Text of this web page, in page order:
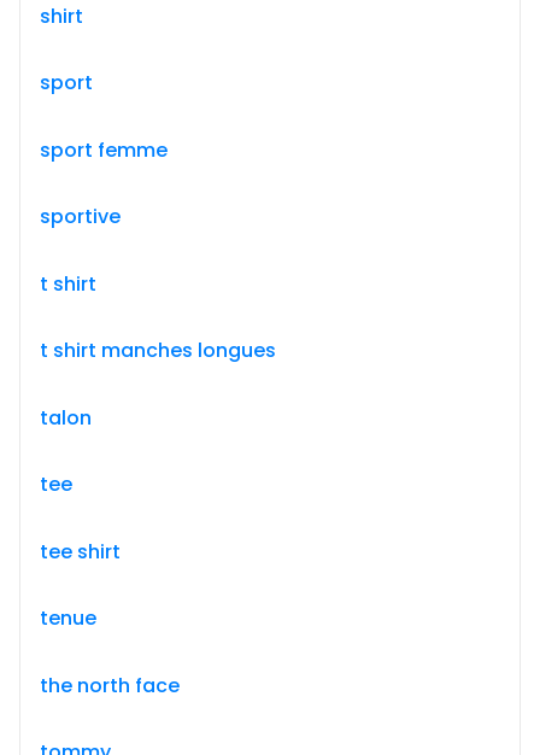
shirt
sport
sport femme
sportive
t shirt
t shirt manches longues
talon
tee
tee shirt
tenue
the north face